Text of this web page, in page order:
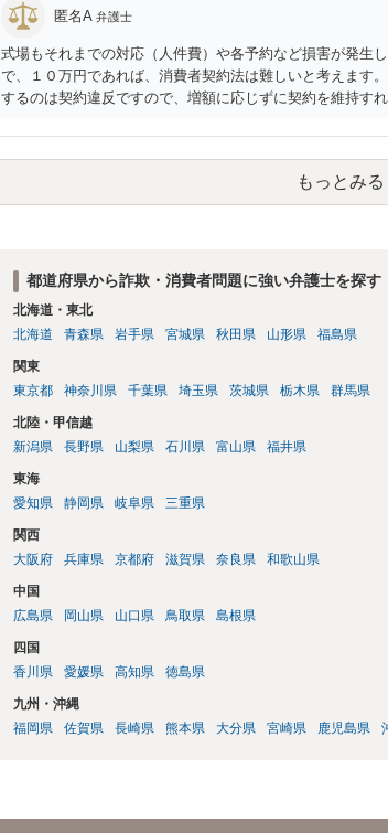
匿名A 弁護士
式場もそれまでの対応（人件費）や各予約など損害が発生
で、１０万円であれば、消費者契約法は難しいと考えます
するのは契約違反ですので、増額に応じずに契約を維持す
もっとみる
都道府県から詐欺・消費者問題に強い弁護士を探す
北海道・東北
北海道
青森県 岩手県 宮城県 秋田県 山形県 福島県
関東
東京都
神奈川県 千葉県 埼玉県 茨城県 栃木県 群馬県
北陸・甲信越
新潟県
長野県 山梨県 石川県 富山県 福井県
東海
愛知県
静岡県 岐阜県 三重県
関西
大阪府
兵庫県 京都府 滋賀県 奈良県 和歌山県
中国
広島県
岡山県 山口県 鳥取県 島根県
四国
香川県
愛媛県 高知県 徳島県
九州・沖縄
福岡県
佐賀県 長崎県 熊本県 大分県 宮崎県 鹿児島県